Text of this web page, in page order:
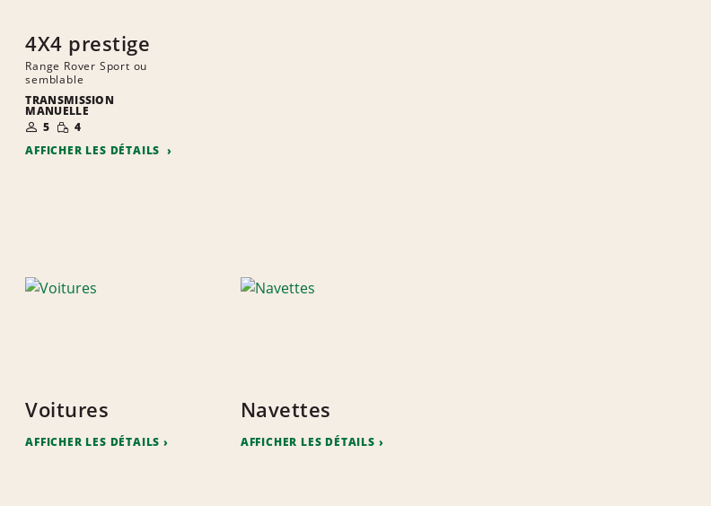
4X4 prestige
Range Rover Sport ou
semblable
TRANSMISSION
MANUELLE
NOMBRE DE
PERSONNES
5 QUANTITÉ
RÉDUITE
4
AFFICHER LES DÉTAILS
Voitures
AFFICHER LES DÉTAILS
Navettes
AFFICHER LES DÉTAILS